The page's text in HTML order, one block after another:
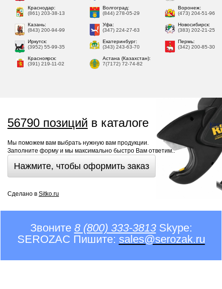
Краснодар:
(861) 203-38-13
Волгоград:
(844) 278-05-29
Воронеж:
(473) 204-51-96
Казань:
(843) 200-94-99
Уфа:
(347) 224-27-63
Новосибирск:
(383) 202-21-25
Иркутск:
(3952) 55-99-35
Екатеринбург:
(343) 243-63-70
Пермь:
(342) 200-85-30
Красноярск:
(391) 219-11-02
Астана (Казахстан):
7(7172) 72-74-82
56790 позиций в каталоге
Мы поможем вам выбрать нужную вам продукции.
Заполните форму и мы максимально быстро Вам ответим..
Нажмите, чтобы оформить заказ
Сделано в Sitko.ru
Звоните 8 (800) 333-3813 Skype:
SEROZAC Пишите: sales@serozak.ru